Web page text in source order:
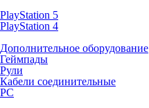
PlayStation 5
PlayStation 4
Дополнительное оборудование
Геймпады
Рули
Кабели соединительные
PC